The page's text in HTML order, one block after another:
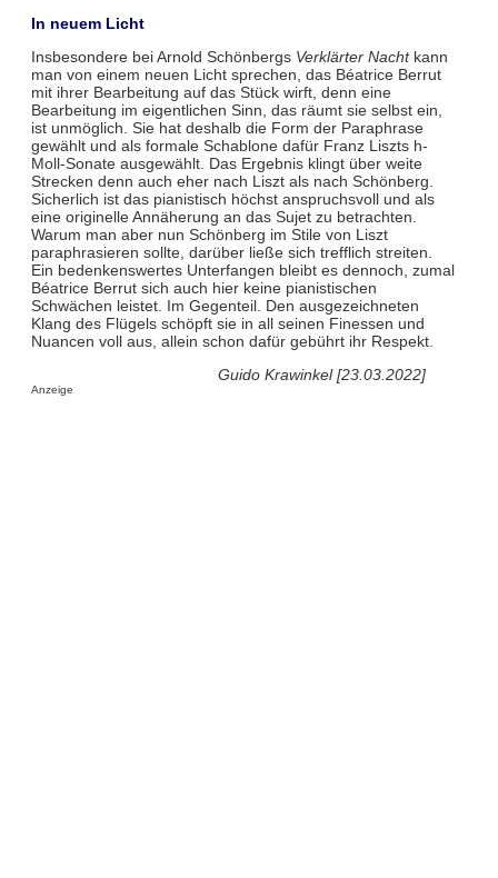
In neuem Licht
Insbesondere bei Arnold Schönbergs Verklärter Nacht kann
man von einem neuen Licht sprechen, das Béatrice Berrut
mit ihrer Bearbeitung auf das Stück wirft, denn eine
Bearbeitung im eigentlichen Sinn, das räumt sie selbst ein,
ist unmöglich. Sie hat deshalb die Form der Paraphrase
gewählt und als formale Schablone dafür Franz Liszts h-
Moll-Sonate ausgewählt. Das Ergebnis klingt über weite
Strecken denn auch eher nach Liszt als nach Schönberg.
Sicherlich ist das pianistisch höchst anspruchsvoll und als
eine originelle Annäherung an das Sujet zu betrachten.
Warum man aber nun Schönberg im Stile von Liszt
paraphrasieren sollte, darüber ließe sich trefflich streiten.
Ein bedenkenswertes Unterfangen bleibt es dennoch, zumal
Béatrice Berrut sich auch hier keine pianistischen
Schwächen leistet. Im Gegenteil. Den ausgezeichneten
Klang des Flügels schöpft sie in all seinen Finessen und
Nuancen voll aus, allein schon dafür gebührt ihr Respekt.
Guido Krawinkel [23.03.2022]
Anzeige